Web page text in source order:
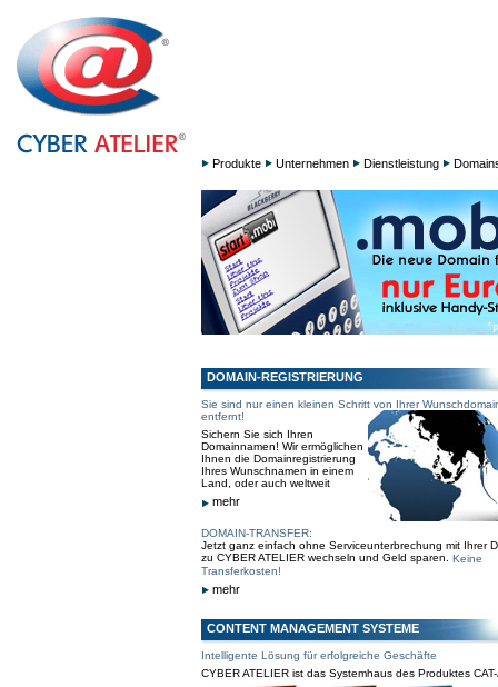
Produkte Unternehmen Dienstleistung
DOMAIN-REGISTRIERUNG
Sie sind nur einen kleinen Schritt von Ihrer
entfernt!
Sichern Sie sich Ihren
Domainnamen! Wir ermöglichen
Ihnen die Domainregistrierung
Ihres Wunschnamen in einem
Land, oder auch weltweit
mehr
DOMAIN-TRANSFER:
Jetzt ganz einfach ohne Serviceunterbrechung mit Ihrer
zu CYBER ATELIER wechseln und Geld sparen. Keine
Transferkosten!
mehr
CONTENT MANAGEMENT SYSTEME
Intelligente Lösung für erfolgreiche Geschäfte
CYBER ATELIER ist das Systemhaus des Produktes